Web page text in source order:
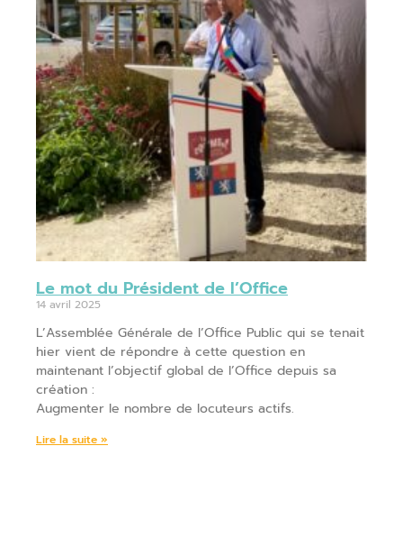
Le mot du Président de l’Office
14 avril 2025
L’Assemblée Générale de l’Office Public qui se tenait
hier vient de répondre à cette question en
maintenant l’objectif global de l’Office depuis sa
création :
Augmenter le nombre de locuteurs actifs.
Lire la suite »